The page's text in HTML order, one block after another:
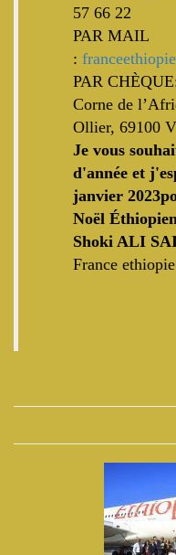
57 66 22
PAR MAIL
:
PAR
Corne de
Ollier, 69100
Je vous
d'année et
janvier 2023
Noël É
Shoki ALI
France